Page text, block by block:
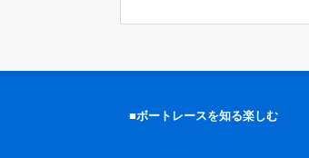
■ボートレースを知る楽しむ